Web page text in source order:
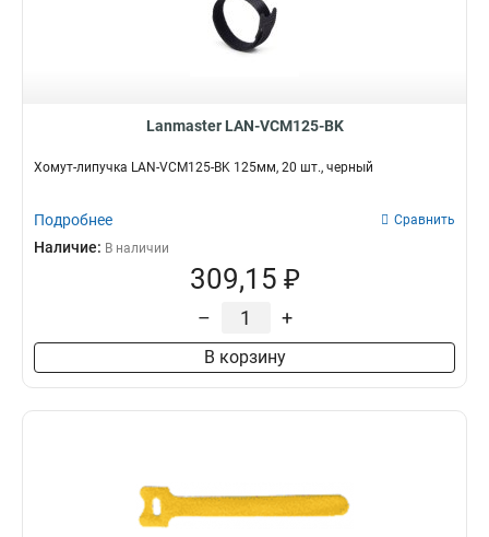
Lanmaster LAN-VCM125-BK
Хомут-липучка LAN-VCM125-BK 125мм, 20 шт., черный
Подробнее Сравнить
Наличие: В наличии
309,15 ₽
– +
В корзину